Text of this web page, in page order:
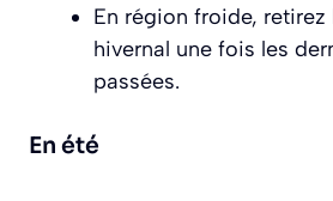
En région froide, retirez
hivernal une fois les
passées.
En été